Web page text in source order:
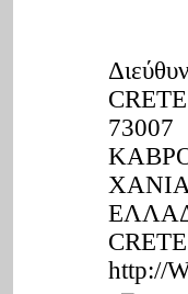
73007
http://